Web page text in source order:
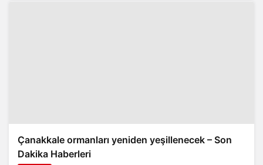
Çanakkale ormanları yeniden yeşillenecek – Son
Dakika Haberleri